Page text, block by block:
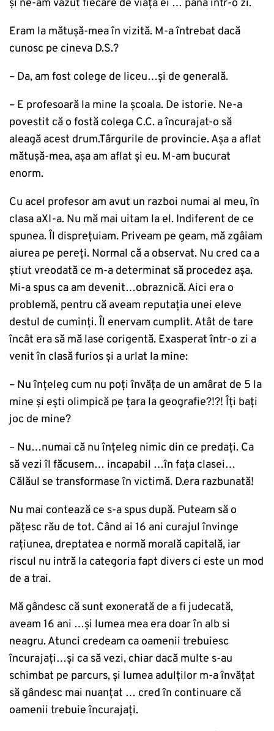
și ne-am văzut fiecare de viața ei … până într-o zi.
Eram la mătuşă-mea în vizită. M-a întrebat dacă
cunosc pe cineva D.S.?
– Da, am fost colege de liceu…și de generală.
– E profesoară la mine la școala. De istorie. Ne-a
povestit că o fostă colega C.C. a încurajat-o să
aleagă acest drum.Târgurile de provincie. Așa a aflat
mătușă-mea, așa am aflat și eu. M-am bucurat
enorm.
Cu acel profesor am avut un razboi numai al meu, în
clasa aXI-a. Nu mă mai uitam la el. Indiferent de ce
spunea. Îl dispreţuiam. Priveam pe geam, mă zgâiam
aiurea pe pereți. Normal că a observat. Nu cred ca a
știut vreodată ce m-a determinat să procedez așa.
Mi-a spus ca am devenit…obraznică. Aici era o
problemă, pentru că aveam reputaţia unei eleve
destul de cuminți. Îl enervam cumplit. Atât de tare
încât era să mă lase corigentă. Exasperat într-o zi a
venit în clasă furios și a urlat la mine:
– Nu înţeleg cum nu poţi învăța de un amârat de 5 la
mine și eşti olimpică pe ţara la geografie?!?! Îți bați
joc de mine?
– Nu…numai că nu înţeleg nimic din ce predați. Ca
să vezi îl făcusem… incapabil …în fața clasei…
Călăul se transformase în victimă. D.era razbunată!
Nu mai contează ce s-a spus după. Puteam să o
pățesc rău de tot. Când ai 16 ani curajul învinge
rațiunea, dreptatea e normă morală capitală, iar
riscul nu intră la categoria fapt divers ci este un mod
de a trai.
Mă gândesc că sunt exonerată de a fi judecată,
aveam 16 ani …și lumea mea era doar în alb si
neagru. Atunci credeam ca oamenii trebuiesc
încurajați…și ca să vezi, chiar dacă multe s-au
schimbat pe parcurs, şi lumea adulţilor m-a învăţat
să gândesc mai nuanţat … cred în continuare că
oamenii trebuie încurajați.